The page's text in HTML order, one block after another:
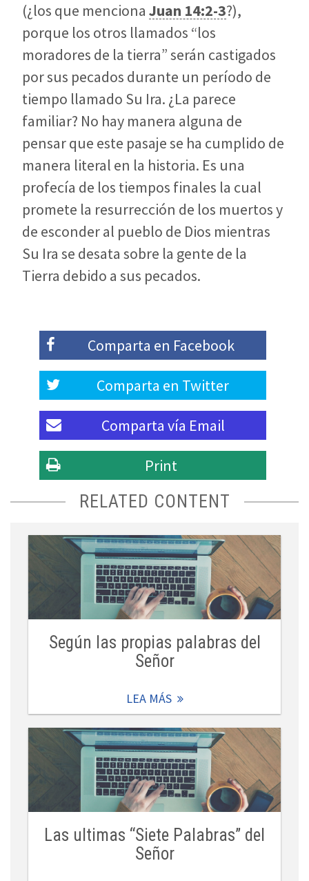
(¿los que menciona Juan 14:2-3?),
porque los otros llamados “los
moradores de la tierra” serán castigados
por sus pecados durante un período de
tiempo llamado Su Ira. ¿La parece
familiar? No hay manera alguna de
pensar que este pasaje se ha cumplido de
manera literal en la historia. Es una
profecía de los tiempos finales la cual
promete la resurrección de los muertos y
de esconder al pueblo de Dios mientras
Su Ira se desata sobre la gente de la
Tierra debido a sus pecados.
Comparta en Facebook
Comparta en Twitter
Comparta vía Email
Print
RELATED CONTENT
Según las propias palabras del
Señor
LEA MÁS
Las ultimas “Siete Palabras” del
Señor